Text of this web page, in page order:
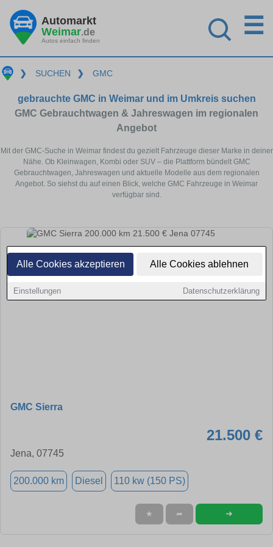
Alle Cookies akzeptieren Alle Cookies ablehnen
Einstellungen Datenschutzerklärung
Automarkt
Weimar.de
Autos einfach finden
☰
❯ SUCHEN ❯ GMC
gebrauchte GMC in Weimar und im Umkreis suchen
GMC Gebrauchtwagen & Jahreswagen im regionalen
Angebot
Mit der GMC-Suche in Weimar findest du gezielt Fahrzeuge dieser Marke in deiner
Nähe. Ob Kleinwagen, Kombi oder SUV – die Plattform bündelt GMC
Gebrauchtwagen, Jahreswagen und aktuelle Modelle aus dem regionalen
Angebot. So siehst du auf einen Blick, welche GMC Fahrzeuge in Weimar
verfügbar sind.
GMC Sierra
21.500 €
Jena, 07745
200.000 km Diesel 110 kw (150 PS)
★ ➦ ➜